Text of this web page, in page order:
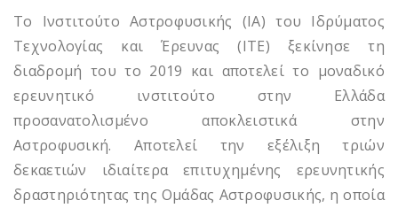
Το Ινστιτούτο Αστροφυσικής (ΙΑ) του Ιδρύματος
Τεχνολογίας και Έρευνας (ΙΤΕ) ξεκίνησε τη
διαδρομή του το 2019 και αποτελεί το μοναδικό
ερευνητικό ινστιτούτο στην Ελλάδα
προσανατολισμένο αποκλειστικά στην
Αστροφυσική. Αποτελεί την εξέλιξη τριών
δεκαετιών ιδιαίτερα επιτυχημένης ερευνητικής
δραστηριότητας της Ομάδας Αστροφυσικής, η οποία